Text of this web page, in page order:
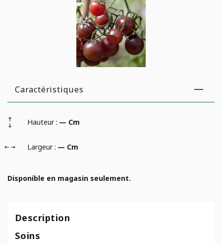
Caractéristiques
Hauteur : — Cm
Largeur : — Cm
Disponible en magasin seulement.
Description
Soins